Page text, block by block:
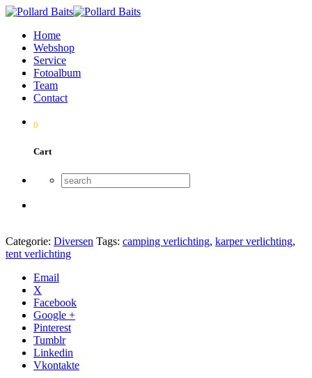
Home
Webshop
Service
Fotoalbum
Team
Contact
0
Cart
Categorie: Diversen Tags: camping verlichting, karper verlichting,
tent verlichting
Email
X
Facebook
Google +
Pinterest
Tumblr
Linkedin
Vkontakte